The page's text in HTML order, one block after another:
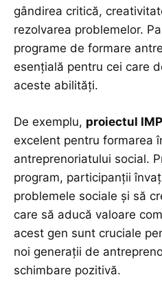
gândirea critică,
rezolvarea problemelor.
programe de formare
esențială pentru cei care
aceste abilități.
De exemplu, proiectul
excelent pentru formarea
antreprenoriatului social.
program, participanții
problemele sociale și să
care să aducă valoare
acest gen sunt cruciale
noi generații de
schimbare pozitivă.